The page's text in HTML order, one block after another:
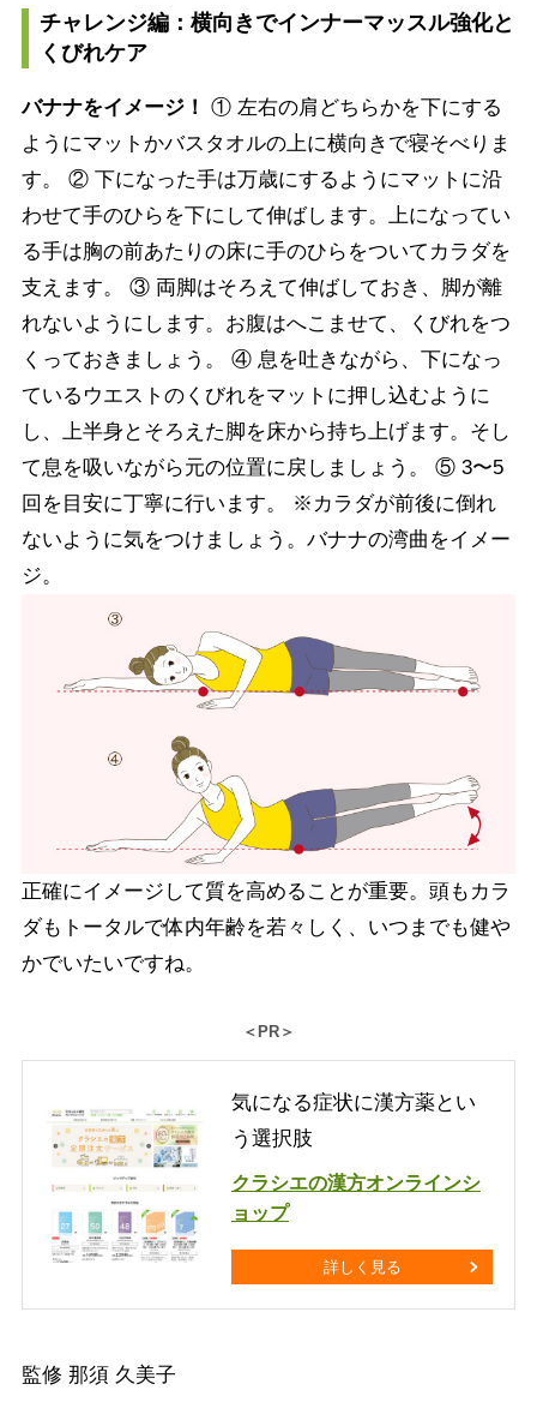
チャレンジ編：横向きでインナーマッスル強化と
くびれケア
バナナをイメージ！
① 左右の肩どちらかを下にする
ようにマットかバスタオルの上に横向きで寝そべりま
す。 ② 下になった手は万歳にするようにマットに沿
わせて手のひらを下にして伸ばします。上になってい
る手は胸の前あたりの床に手のひらをついてカラダを
支えます。 ③ 両脚はそろえて伸ばしておき、脚が離
れないようにします。お腹はへこませて、くびれをつ
くっておきましょう。 ④ 息を吐きながら、下になっ
ているウエストのくびれをマットに押し込むように
し、上半身とそろえた脚を床から持ち上げます。そし
て息を吸いながら元の位置に戻しましょう。 ⑤ 3〜5
回を目安に丁寧に行います。 ※カラダが前後に倒れ
ないように気をつけましょう。バナナの湾曲をイメー
ジ。
正確にイメージして質を高めることが重要。頭もカラ
ダもトータルで体内年齢を若々しく、いつまでも健や
かでいたいですね。
＜PR＞
気になる症状に漢方薬とい
う選択肢
クラシエの漢方オンラインシ
ョップ
詳しく見る
監修 那須 久美子